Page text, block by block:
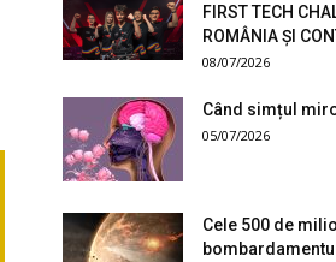
FIRST TECH
ROMÂNIA ȘI
08/07/2026
Când simțul
05/07/2026
Cele 500 de